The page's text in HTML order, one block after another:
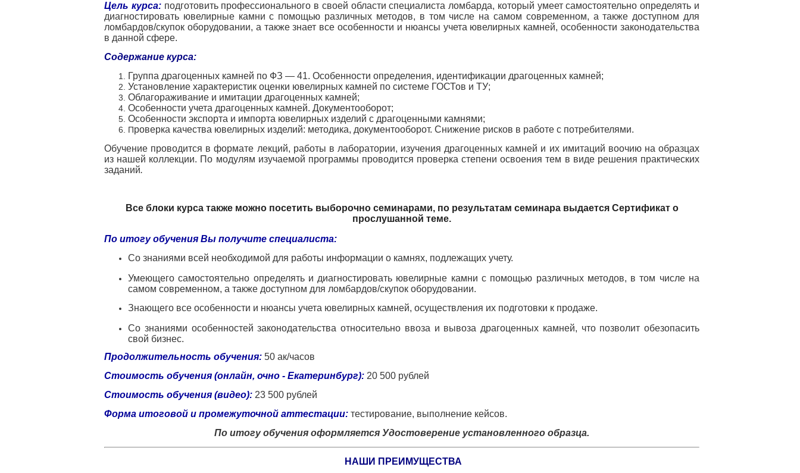
Цель курса:подготовить профессионального в своей области специалиста ломбарда, который умеет самостоятельно определять и
диагностировать ювелирные камни с помощью различных методов, в том числе на самом современном, а также доступном для
ломбардов/скупок оборудовании, а также знает все особенности и нюансы учета ювелирных камней,особенности законодательства
в данной сфере.
Содержание курса:
Группа драгоценных камней по ФЗ — 41. Особенности определения, идентификации драгоценных камней;
Установление характеристик оценки ювелирных камней по системе ГОСТов и ТУ;
Облагораживание и имитации драгоценных камней;
Особенности учета драгоценных камней. Документооборот;
Особенности экспорта и импорта ювелирных изделий с драгоценными камнями;
Проверка качества ювелирных изделий: методика, документооборот. Снижение рисков в работе с потребителями.
Обучение проводится в формате лекций, работы в лаборатории, изучения драгоценных камней и их имитаций воочию на образцах
из нашей коллекции. По модулям изучаемой программы проводится проверка степени освоения тем в виде решения практических
заданий.
Все блоки курса также можно посетить выборочно семинарами, по результатам семинара выдается Сертификат о
прослушанной теме.
По итогу обучения Вы получите специалиста:
Со знаниями всей необходимой для работы информации о камнях, подлежащих учету.
Умеющего самостоятельно определять и диагностировать ювелирные камни с помощью различных методов, в том числе на
самом современном, а также доступном для ломбардов/скупок оборудовании.
Знающего все особенности и нюансы учета ювелирных камней, осуществления их подготовки к продаже.
Со знаниями особенностей законодательства относительно ввоза и вывоза драгоценных камней, что позволит обезопасить
свой бизнес.
Продолжительность обучения: 50 ак/часов
Стоимость обучения (онлайн, очно - Екатеринбург): 20 500 рублей
Стоимость обучения (видео): 23 500 рублей
Форма итоговой и промежуточной аттестации: тестирование, выполнение кейсов.
По итогу обучения оформляется Удостоверение установленного образца.
НАШИ ПРЕИМУЩЕСТВА